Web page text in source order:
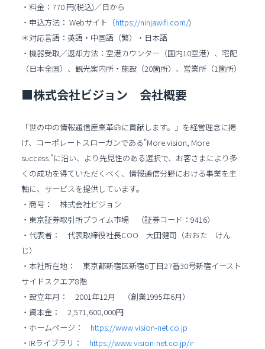
・料金：770 円(税込)／日から
・申込方法： Webサイト（https://ninjawifi.com/)
＊対応言語：英語・中国語（繁）・日本語
・機器受取／返却方法：空港カウンター（国内10空港）、宅配
（日本全国）、観光案内所・施設（20箇所）、営業所（1箇所）
■株式会社ビジョン 会社概要
「世の中の情報通信産業革命に貢献します。」を経営理念に掲
げ、コーポレートスローガンである"More vision, More
success."に沿い、より先見性のある選択で、お客さまにより多
くの成功を得ていただくべく、情報通信分野における事業を主
軸に、サービスを提供しています。
・商号： 株式会社ビジョン
・東京証券取引所プライム市場 （証券コード：9416）
・代表者： 代表取締役社長COO 大田健司（おおた けん
じ）
・本社所在地： 東京都新宿区新宿6丁目27番30号新宿イースト
サイドスクエア8階
・設立年月： 2001年12月 （創業1995年6月）
・資本金： 2,571,600,000円
・ホームページ： https://www.vision-net.co.jp
・IRライブラリ： https://www.vision-net.co.jp/ir